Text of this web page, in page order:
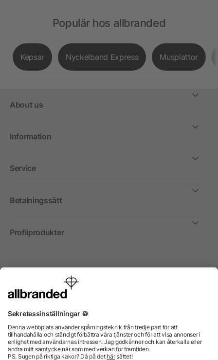
Populär hos allbranded
Kepsar Nyckelband Express Musplattor
About us
Information
Service
Betalningssätt
Profilprodukter
Internationellt